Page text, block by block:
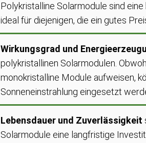
Polykristalline Solarmodule sind
ideal für diejenigen, die ein gutes
Wirkungsgrad und
polykristallinen Solarmodulen.
monokristalline Module aufweisen,
Sonneneinstrahlung eingesetzt
Lebensdauer und Zuverlässigkeit
Solarmodule eine langfristige